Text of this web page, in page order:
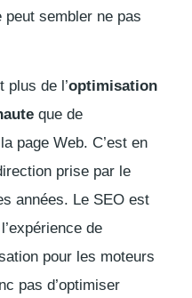
sembler ne pas
plus de l’optimisation
que de
page Web. C’est en
prise par le
années. Le SEO est
de
pour les moteurs
pas d’optimiser